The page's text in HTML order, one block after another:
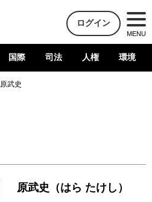
ログイン
MENU
国際 司法 人権 環境
原武史
原武史（はら たけし）